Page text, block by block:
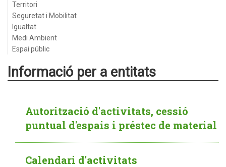
Territori
Seguretat i Mobilitat
Igualtat
Medi Ambient
Espai públic
Informació per a entitats
Autorització d'activitats, cessió
puntual d'espais i préstec de material
Calendari d'activitats